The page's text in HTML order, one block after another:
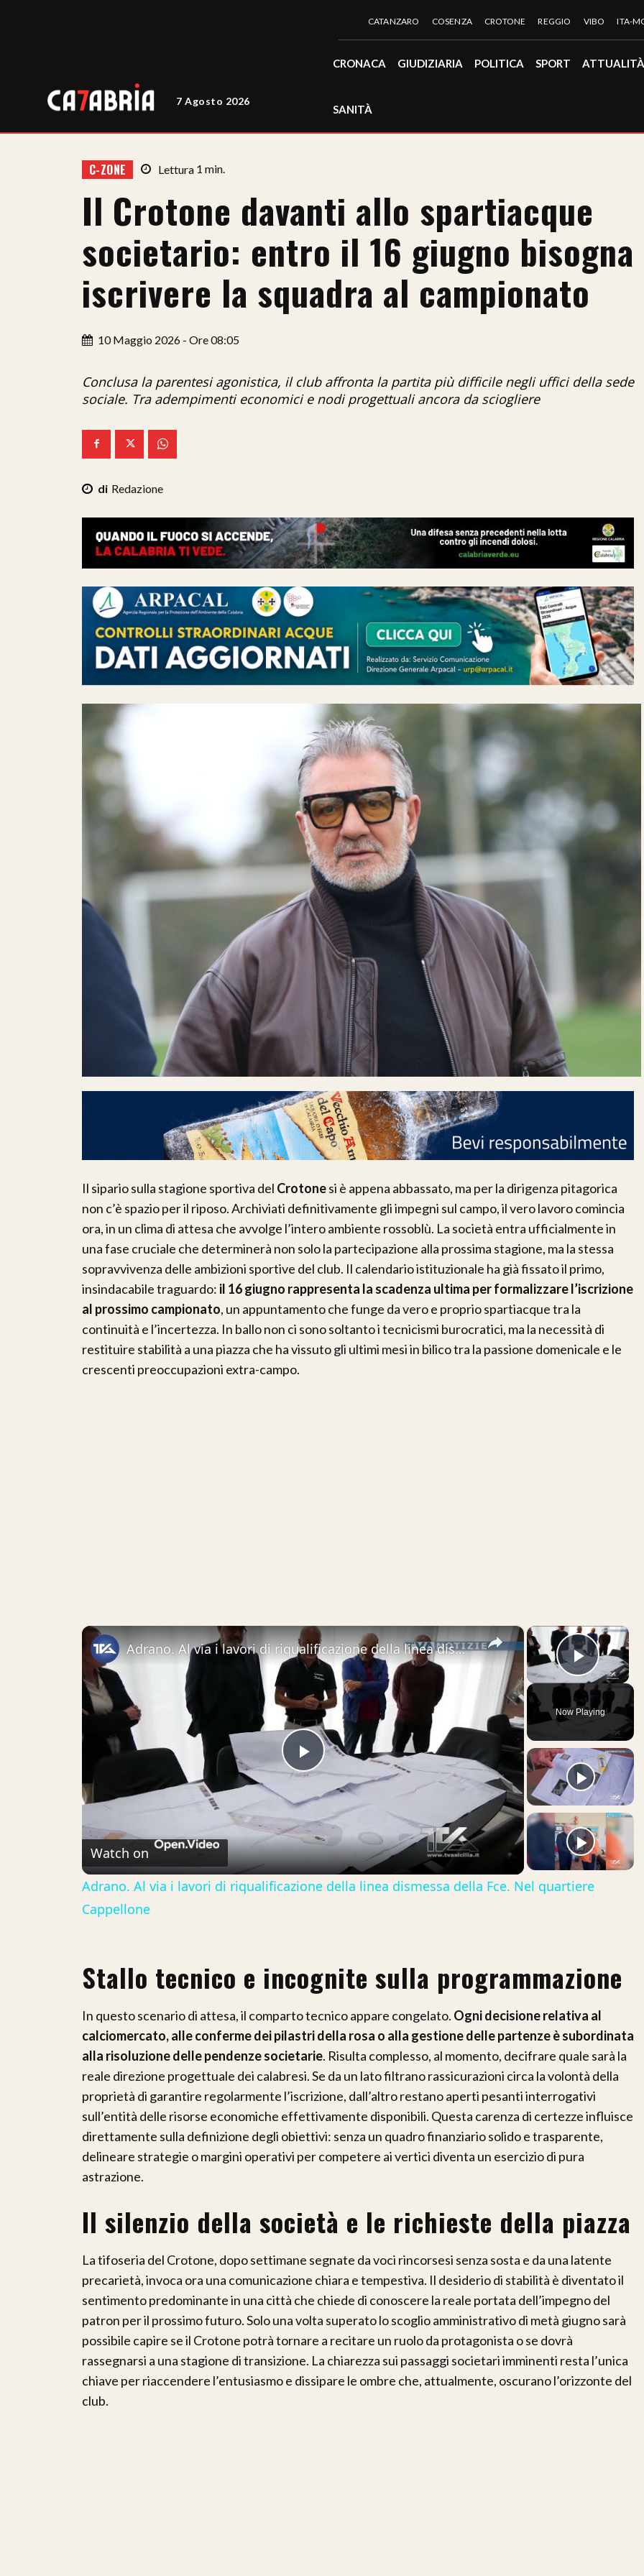
7 Agosto 2026
CATANZARO COSENZA CROTONE REGGIO VIBO ITA-
CRONACA GIUDIZIARIA POLITICA SPORT
SANITÀ
C-ZONE Lettura 1 min.
Il Crotone davanti allo spartiacque
societario: entro il 16 giugno bisogna
iscrivere la squadra al campionato
10 Maggio 2026 - Ore 08:05
Conclusa la parentesi agonistica, il club affronta la partita più difficile negli uffici della sede
sociale. Tra adempimenti economici e nodi progettuali ancora da sciogliere
Redazione
Il sipario sulla stagione sportiva del Crotonesi è appena abbassato, ma per la dirigenza pitagorica
non c’è spazio per il riposo. Archiviati definitivamente gli impegni sul campo, il vero lavoro comincia
ora, in un clima di attesa che avvolge l’intero ambiente rossoblù. La società entra ufficialmente in
una fase cruciale che determinerà non solo la partecipazione alla prossima stagione, ma la stessa
sopravvivenza delle ambizioni sportive del club. Il calendario istituzionale ha già fissato il primo,
insindacabile traguardo: il 16 giugno rappresenta la scadenza ultima per formalizzare l’iscrizione
al prossimo campionato, un appuntamento che funge da vero e proprio spartiacque tra la
continuità e l’incertezza. In ballo non ci sono soltanto i tecnicismi burocratici, ma la necessità di
restituire stabilità a una piazza che ha vissuto gli ultimi mesi in bilico tra la passione domenicale e le
crescenti preoccupazioni extra-campo.
×
Play
Now Playing
×
Play
Video
Adrano. Al via i lavori di riqualificazione della linea dismessa della Fce. Nel quartiere Cappellone
Watch on
Adrano. Al via i lavori di riqualificazione della linea dismessa della Fce. Nel quartiere
Cappellone
Stallo tecnico e incognite sulla programmazione
In questo scenario di attesa, il comparto tecnico appare congelato. Ogni decisione relativa al
calciomercato, alle conferme dei pilastri della rosa o alla gestione delle partenze è subordinata
alla risoluzione delle pendenze societarie. Risulta complesso, al momento, decifrare quale sarà la
reale direzione progettuale dei calabresi. Se da un lato filtrano rassicurazioni circa la volontà della
proprietà di garantire regolarmente l’iscrizione, dall’altro restano aperti pesanti interrogativi
sull’entità delle risorse economiche effettivamente disponibili. Questa carenza di certezze influisce
direttamente sulla definizione degli obiettivi: senza un quadro finanziario solido e trasparente,
delineare strategie o margini operativi per competere ai vertici diventa un esercizio di pura
astrazione.
Il silenzio della società e le richieste della piazza
La tifoseria del Crotone, dopo settimane segnate da voci rincorsesi senza sosta e da una latente
precarietà, invoca ora una comunicazione chiara e tempestiva. Il desiderio di stabilità è diventato il
sentimento predominante in una città che chiede di conoscere la reale portata dell’impegno del
patron per il prossimo futuro. Solo una volta superato lo scoglio amministrativo di metà giugno sarà
possibile capire se il Crotone potrà tornare a recitare un ruolo da protagonista o se dovrà
rassegnarsi a una stagione di transizione. La chiarezza sui passaggi societari imminenti resta l’unica
chiave per riaccendere l’entusiasmo e dissipare le ombre che, attualmente, oscurano l’orizzonte del
club.